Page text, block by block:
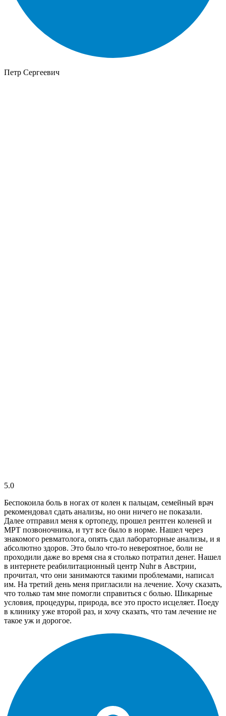
Петр Сергеевич
5.0
Беспокоила боль в ногах от колен к пальцам, семейный врач
рекомендовал сдать анализы, но они ничего не показали.
Далее отправил меня к ортопеду, прошел рентген коленей и
МРТ позвоночника, и тут все было в норме. Нашел через
знакомого ревматолога, опять сдал лабораторные анализы, и я
абсолютно здоров. Это было что-то невероятное, боли не
проходили даже во время сна я столько потратил денег. Нашел
в интернете реабилитационный центр Nuhr в Австрии,
прочитал, что они занимаются такими проблемами, написал
им. На третий день меня пригласили на лечение. Хочу сказать,
что только там мне помогли справиться с болью. Шикарные
условия, процедуры, природа, все это просто исцеляет. Поеду
в клинику уже второй раз, и хочу сказать, что там лечение не
такое уж и дорогое.